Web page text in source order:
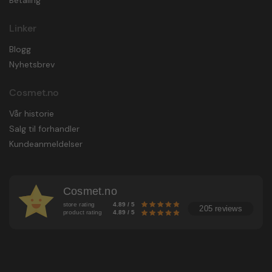
Linker
Blogg
Nyhetsbrev
Cosmet.no
Vår historie
Salg til forhandler
Kundeanmeldelser
Cosmet.no
store rating 4.89 / 5
product rating 4.89 / 5 205 reviews